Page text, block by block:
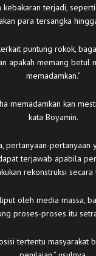
terjadi,
para tersangka
puntung rokok,
apakah memang betul
memadamkan.”
memadamkan kan
kata Boyamin.
pertanyaan-pertanyaan
terjawab apabila
rekonstruksi secara
oleh media massa,
proses-proses itu
tertentu masyarakat